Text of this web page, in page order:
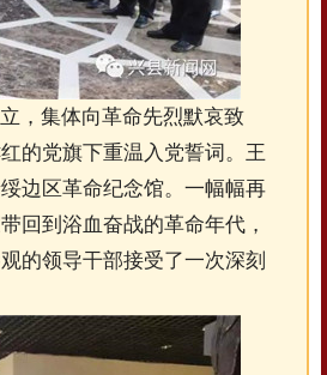
，集体向革命先烈默哀致
的党旗下重温入党誓词。王
边区革命纪念馆。一幅幅再
回到浴血奋战的革命年代，
的领导干部接受了一次深刻